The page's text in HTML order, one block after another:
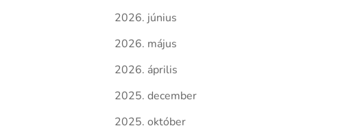
2026. június
2026. május
2026. április
2025. december
2025. október